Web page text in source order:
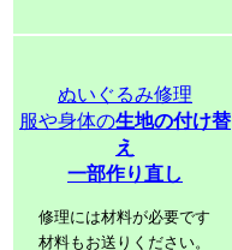
ぬいぐるみ修理
服や身体の生地の付け替
え
一部作り直し
修理には材料が必要です
材料もお送りください。